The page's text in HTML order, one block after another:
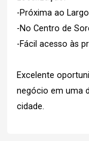
-Próxima ao
-No Centro de
-Fácil acesso às
Excelente
negócio em uma
cidade.